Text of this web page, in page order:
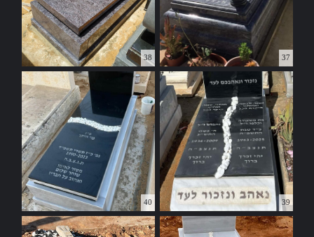
37
38
39
40